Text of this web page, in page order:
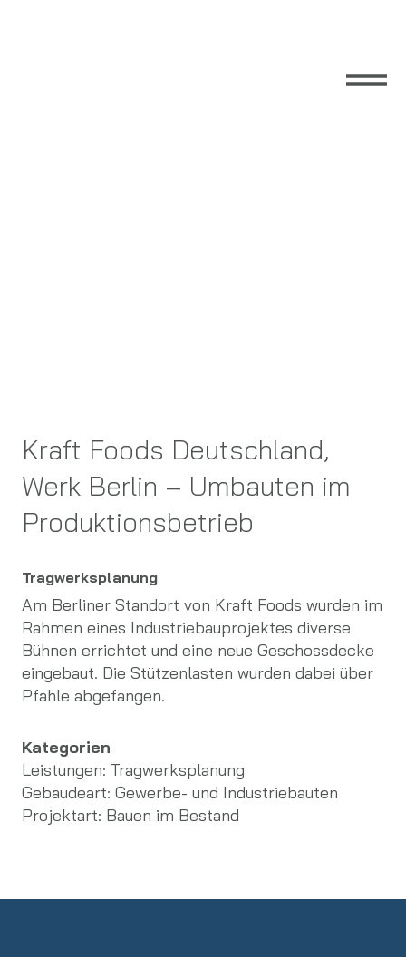
Kraft Foods Deutschland,
Werk Berlin – Umbauten im
Produktionsbetrieb
Tragwerksplanung
Am Berliner Standort von Kraft Foods wurden im
Rahmen eines Industriebauprojektes diverse
Bühnen errichtet und eine neue Geschossdecke
eingebaut. Die Stützenlasten wurden dabei über
Pfähle abgefangen.
Kategorien
Leistungen: Tragwerksplanung
Gebäudeart: Gewerbe- und Industriebauten
Projektart: Bauen im Bestand